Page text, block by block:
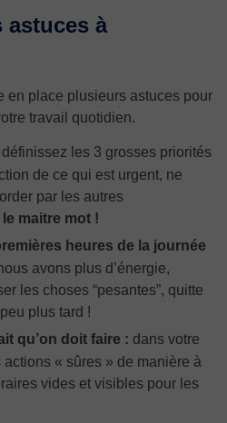
astuces à
en place plusieurs astuces pour
travail quotidien.
définissez les 3 grosses priorités
de ce qui est urgent, ne
par les autres
maitre mot !
heures de la journée
avons plus d’énergie,
les choses “pesantes”, quitte
plus tard !
qu’on doit faire : dans votre
« sûres » de manière à
vides et visibles pour les